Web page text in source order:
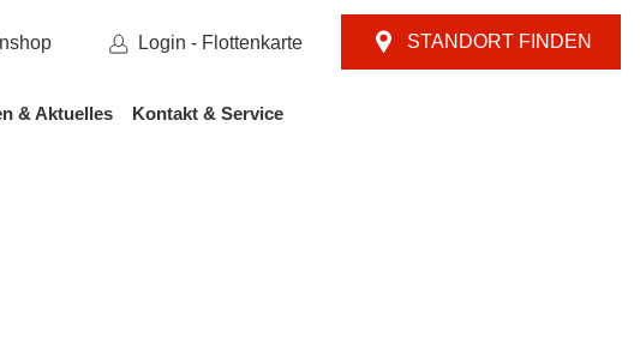
& Aktuelles Kontakt & Service
Login - Flottenkarte STANDORT FINDEN